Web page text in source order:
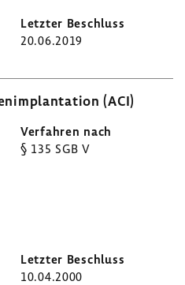
20.06.2019
(ACI)
§ 135 SGB V
10.04.2000